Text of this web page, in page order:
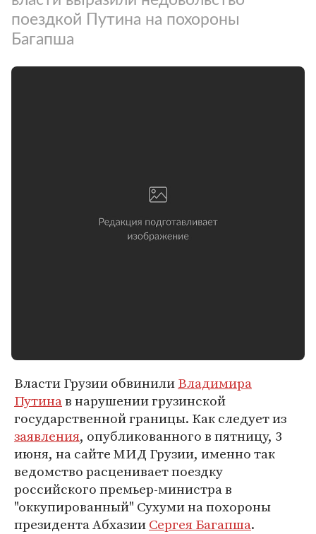
поездкой Путина на похороны
Багапша
Власти Грузии обвинилиВладимира
Путинав нарушении грузинской
государственной границы. Как следует из
заявления, опубликованного в пятницу, 3
июня, на сайте МИД Грузии, именно так
ведомство расценивает поездку
российского премьер-министра в
"оккупированный" Сухуми на похороны
президента АбхазииСергея Багапша.